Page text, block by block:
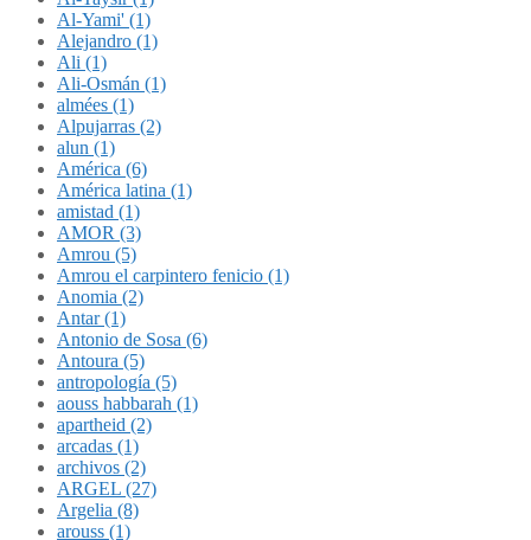
Al-Yami' (1)
Alejandro (1)
Ali (1)
Ali-Osmán (1)
almées (1)
Alpujarras (2)
alun (1)
América (6)
América latina (1)
amistad (1)
AMOR (3)
Amrou (5)
Amrou el carpintero fenicio (1)
Anomia (2)
Antar (1)
Antonio de Sosa (6)
Antoura (5)
antropología (5)
aouss habbarah (1)
apartheid (2)
arcadas (1)
archivos (2)
ARGEL (27)
Argelia (8)
arouss (1)